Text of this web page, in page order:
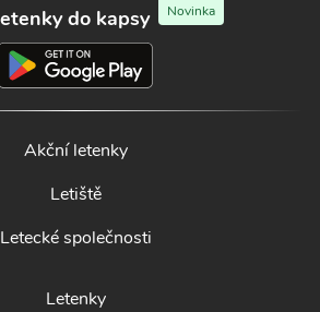
do kapsy Novinka
Akční letenky
Letiště
Letecké společnosti
Letenky